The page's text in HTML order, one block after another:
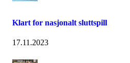
Klart for nasjonalt sluttspill
17.11.2023